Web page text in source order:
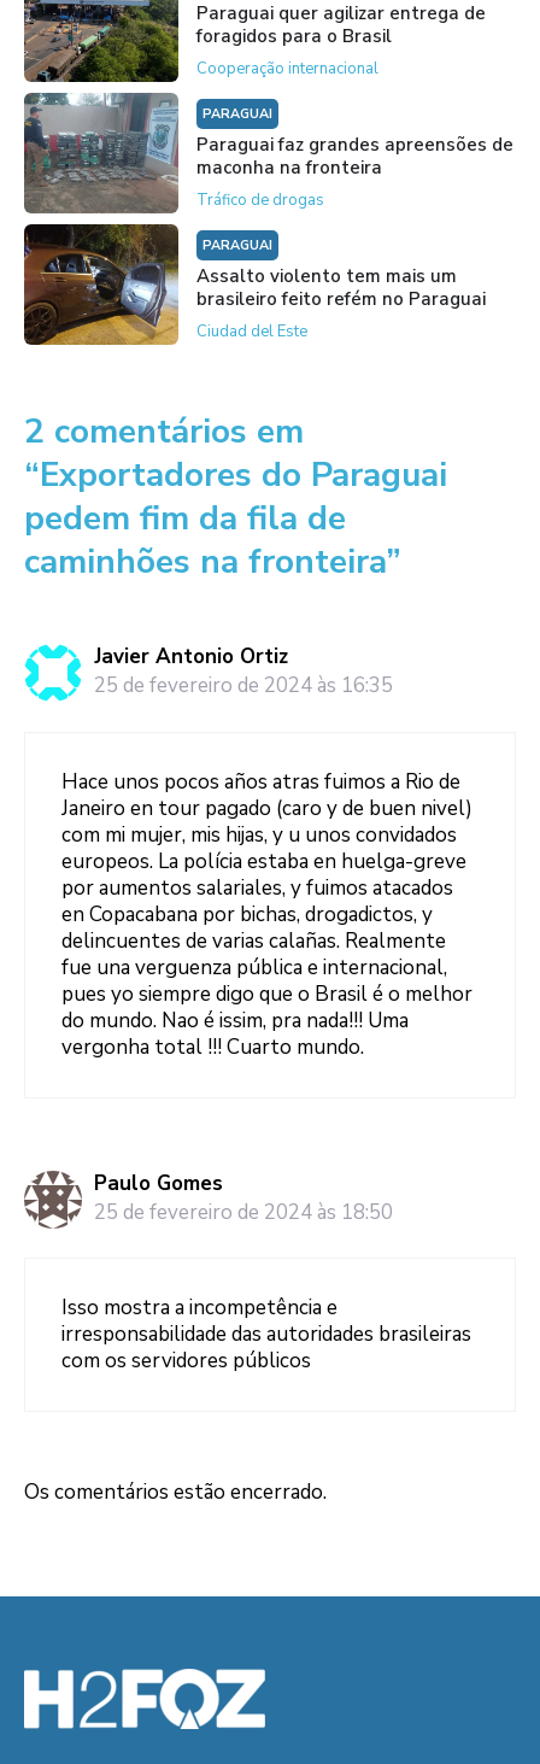
Paraguai quer agilizar entrega de
foragidos para o Brasil
Cooperação internacional
PARAGUAI
Paraguai faz grandes apreensões de
maconha na fronteira
Tráfico de drogas
PARAGUAI
Assalto violento tem mais um
brasileiro feito refém no Paraguai
Ciudad del Este
2 comentários em
“Exportadores do Paraguai
pedem fim da fila de
caminhões na fronteira”
Javier Antonio Ortiz
25 de fevereiro de 2024 às 16:35
Hace unos pocos años atras fuimos a Rio de
Janeiro en tour pagado (caro y de buen nivel)
com mi mujer, mis hijas, y u unos convidados
europeos. La polícia estaba en huelga-greve
por aumentos salariales, y fuimos atacados
en Copacabana por bichas, drogadictos, y
delincuentes de varias calañas. Realmente
fue una verguenza pública e internacional,
pues yo siempre digo que o Brasil é o melhor
do mundo. Nao é issim, pra nada!!! Uma
vergonha total !!! Cuarto mundo.
Paulo Gomes
25 de fevereiro de 2024 às 18:50
Isso mostra a incompetência e
irresponsabilidade das autoridades brasileiras
com os servidores públicos
Os comentários estão encerrado.